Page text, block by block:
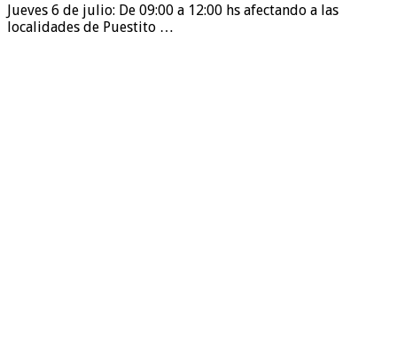
Jueves 6 de julio: De 09:00 a 12:00 hs afectando a las
localidades de Puestito …